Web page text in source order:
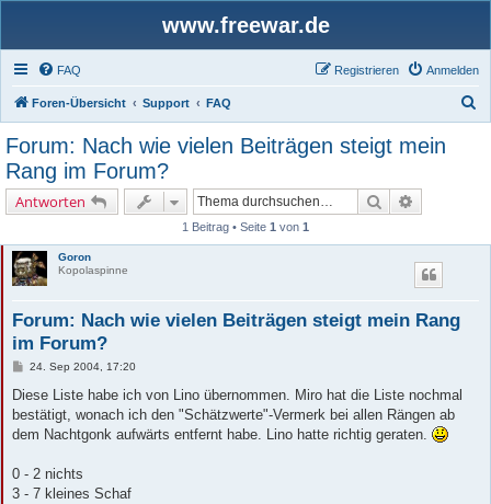
www.freewar.de
FAQ Anmelden
Registrieren
Foren-Übersicht Support FAQ
Forum: Nach wie vielen Beiträgen steigt mein
Rang im Forum?
Antworten Suche
1 Beitrag • Seite 1 von 1
Goron
Kopolaspinne
Forum: Nach wie vielen Beiträgen steigt mein Rang
im Forum?
B
i
r
a
24. Sep 2004, 17:20
Diese Liste habe ich von Lino übernommen. Miro hat die Liste nochmal
bestätigt, wonach ich den "Schätzwerte"-Vermerk bei allen Rängen ab
dem Nachtgonk aufwärts entfernt habe. Lino hatte richtig geraten.
0 - 2 nichts
3 - 7 kleines Schaf